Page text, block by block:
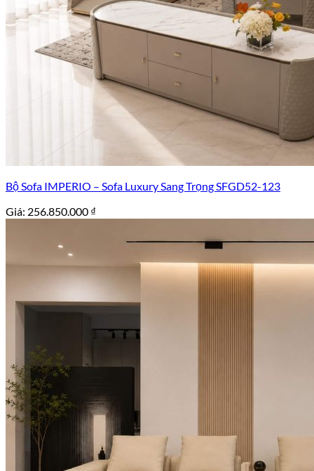
Bộ Sofa IMPERIO – Sofa Luxury Sang Trọng SFGD52-123
Giá: 256.850.000 ₫